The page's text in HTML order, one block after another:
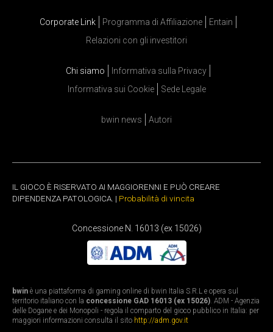
Corporate Link Programma di Affiliazione
Entain
Relazioni con gli investitori
Chi siamo
Informativa sulla Privacy
Informativa sui Cookie
Sede Legale
bwin news Autori
IL GIOCO È RISERVATO AI MAGGIORENNI E PUÒ CREARE
DIPENDENZA PATOLOGICA. | Probabilità di vincita
Concessione N. 16013 (ex 15026)
bwin è una piattaforma di gaming online di bwin Italia S.R.L e opera sul
territorio italiano con la concessione GAD 16013 (ex 15026) . ADM - Agenzia
delle Dogane e dei Monopoli - regola il comparto del gioco pubblico in Italia: per
maggiori informazioni consulta il sito http://adm.gov.it